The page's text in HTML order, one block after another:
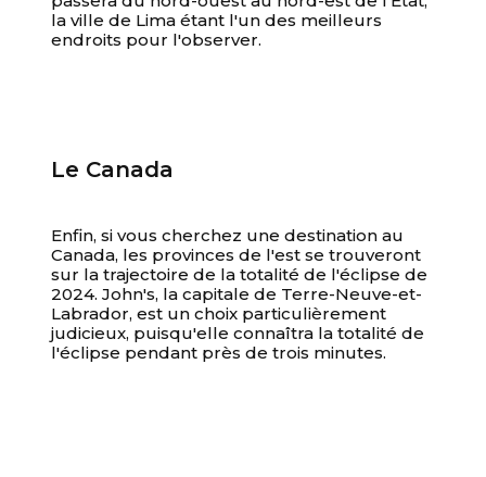
la ville de Lima étant l'un des meilleurs
endroits pour l'observer.
Le Canada
Enfin, si vous cherchez une destination au
Canada, les provinces de l'est se trouveront
sur la trajectoire de la totalité de l'éclipse de
2024. John's, la capitale de Terre-Neuve-et-
Labrador, est un choix particulièrement
judicieux, puisqu'elle connaîtra la totalité de
l'éclipse pendant près de trois minutes.